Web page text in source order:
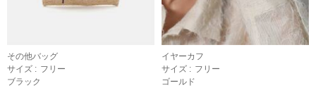
その他バッグ
サイズ : フリー
ブラック
イヤーカフ
サイズ : フリー
ゴールド